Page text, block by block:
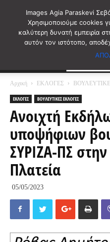
Αρχική ΕΚΛΟΓΕΣ
ΕΚΛΟΓΕΣ ΒΟΥΛΕΥΤΙΚΕΣ ΕΚΛΟΓΕΣ
Ανοιχτή
υποψήφιων
ΣΥΡΙΖΑ-ΠΣ
Πλατεία
05/05/2023
Images Agia Paraskevi
Χρησιμοποιούμε cookies
καλύτερη δυνατή εμπειρία
αυτόν τον ιστότοπο,